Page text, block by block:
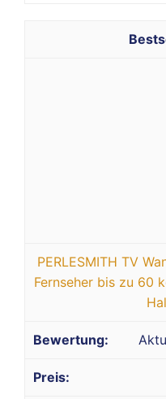
PERLESMITH TV
Fernseher bis zu 60